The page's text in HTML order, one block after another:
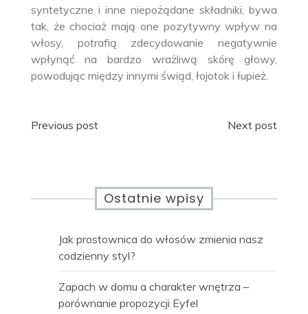
syntetyczne i inne niepożądane składniki, bywa
tak, że chociaż mają one pozytywny wpływ na
włosy, potrafią zdecydowanie negatywnie
wpłynąć na bardzo wrażliwą skórę głowy,
powodując między innymi świąd, łojotok i łupież.
Nawigacja
Previous post Next post
Ostatnie wpisy
Jak prostownica do włosów zmienia nasz
codzienny styl?
Zapach w domu a charakter wnętrza –
porównanie propozycji Eyfel